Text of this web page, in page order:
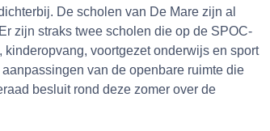
De scholen van De Mare zijn al
zijn straks twee scholen die op de SPOC-
voortgezet onderwijs en sport
van de openbare ruimte die
besluit rond deze zomer over de